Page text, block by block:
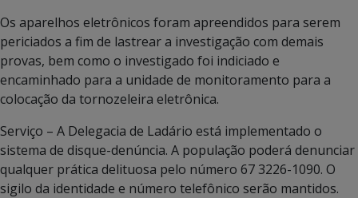
Os aparelhos eletrônicos foram apreendidos para serem
periciados a fim de lastrear a investigação com demais
provas, bem como o investigado foi indiciado e
encaminhado para a unidade de monitoramento para a
colocação da tornozeleira eletrônica.
Serviço – A Delegacia de Ladário está implementado o
sistema de disque-denúncia. A população poderá denunciar
qualquer prática delituosa pelo número 67 3226-1090. O
sigilo da identidade e número telefônico serão mantidos.